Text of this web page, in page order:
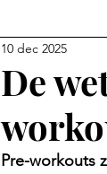
De
10 dec 2025
Pre-workouts